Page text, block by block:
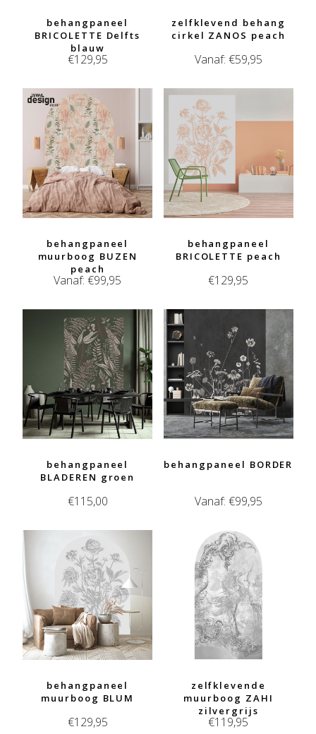
behangpaneel
BRICOLETTE Delfts
blauw
€129,95
zelfklevend behang
cirkel ZANOS peach
Vanaf: €59,95
behangpaneel
muurboog BUZEN
peach
Vanaf:€99,95
behangpaneel
BRICOLETTE peach
€129,95
behangpaneel
BLADEREN groen
€115,00
behangpaneel BORDER
Vanaf: €99,95
behangpaneel
muurboog BLUM
€129,95
zelfklevende
muurboog ZAHI
zilvergrijs
€119,95